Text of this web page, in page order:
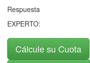
Respuesta
EXPERTO:
Cálcule su Cuota